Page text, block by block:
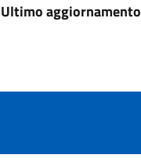
Ultimo aggiornamento